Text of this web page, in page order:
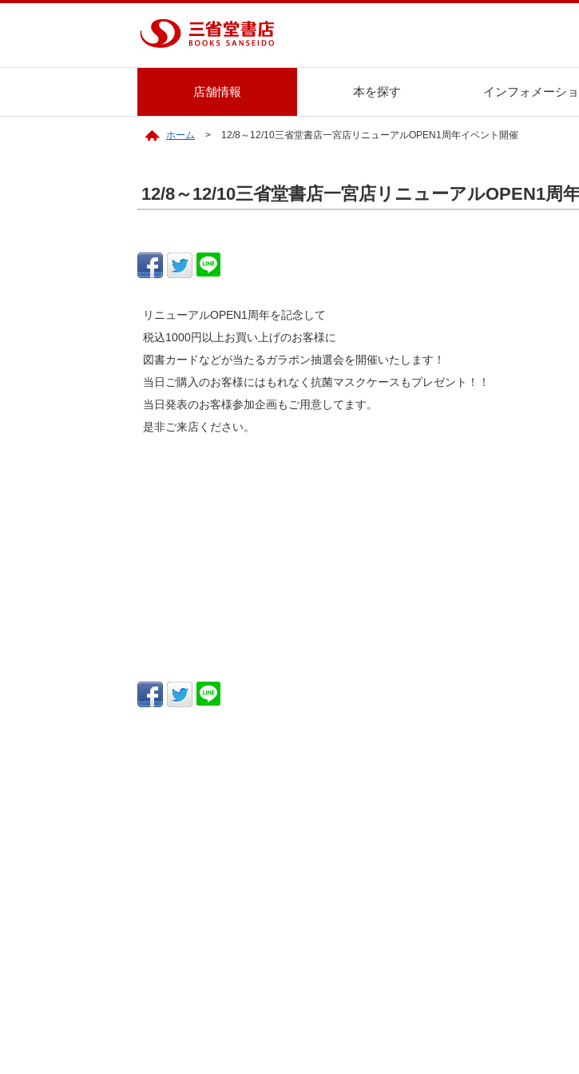
店舗情報 本を探す インフォメーシ
ホーム 12/8～12/10三省堂書店一宮店リニューアルOPEN1周年イベント開催
12/8～12/10三省堂書店一宮店リニューアルOPEN1周
リニューアルOPEN1周年を記念して
税込1000円以上お買い上げのお客様に
図書カードなどが当たるガラポン抽選会を開催いたします！
当日ご購入のお客様にはもれなく抗菌マスクケースもプレゼント！！
当日発表のお客様参加企画もご用意してます。
是非ご来店ください。